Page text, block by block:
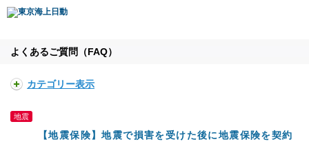
よくあるご質問（FAQ）
カテゴリー表示
地震
【地震保険】地震で損害を受けた後に地震保険を契約